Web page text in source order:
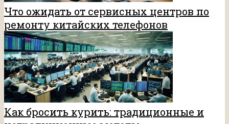
Что ожидать от сервисных центров по
ремонту китайских телефонов
Как бросить курить: традиционные и